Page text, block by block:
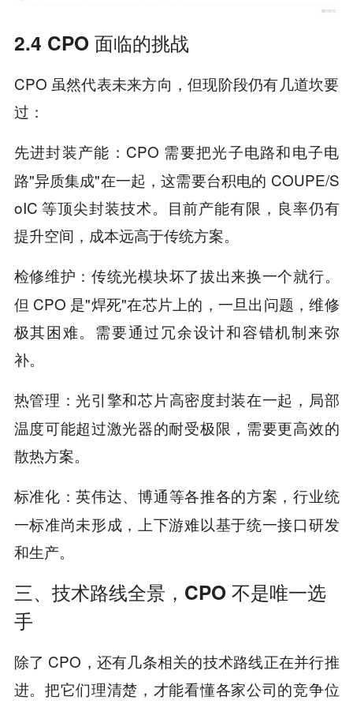
2.4 CPO 面临的挑战
CPO 虽然代表未来方向，但现阶段仍有几道坎要
过：
先进封装产能 ：CPO 需要把光子电路和电子电
路"异质集成"在一起，这需要台积电的 COUPE/S
oIC 等顶尖封装技术。目前产能有限，良率仍有
提升空间，成本远高于传统方案。
检修维护 ：传统光模块坏了拔出来换一个就行。
但 CPO 是"焊死"在芯片上的，一旦出问题，维修
极其困难。需要通过冗余设计和容错机制来弥
补。
热管理 ：光引擎和芯片高密度封装在一起，局部
温度可能超过激光器的耐受极限，需要更高效的
散热方案。
标准化 ：英伟达、博通等各推各的方案，行业统
一标准尚未形成，上下游难以基于统一接口研发
和生产。
三、技术路线全景，CPO 不是唯一选
手
除了 CPO，还有几条相关的技术路线正在并行推
进。把它们理清楚，才能看懂各家公司的竞争位